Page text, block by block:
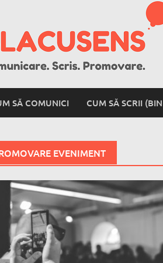
SĂ COMUNICI CUM SĂ SCRII
EVENIMENT